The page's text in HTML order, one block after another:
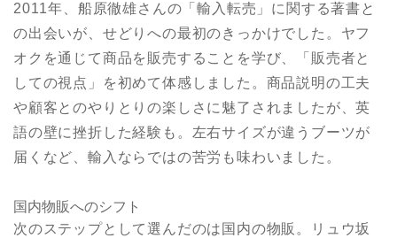
2011年、船原徹雄さんの「輸入転売」に関する著書と
の出会いが、せどりへの最初のきっかけでした。ヤフ
オクを通じて商品を販売することを学び、「販売者と
しての視点」を初めて体感しました。商品説明の工夫
や顧客とのやりとりの楽しさに魅了されましたが、英
語の壁に挫折した経験も。左右サイズが違うブーツが
届くなど、輸入ならではの苦労も味わいました。
国内物販へのシフト
次のステップとして選んだのは国内の物販。リュウ坂